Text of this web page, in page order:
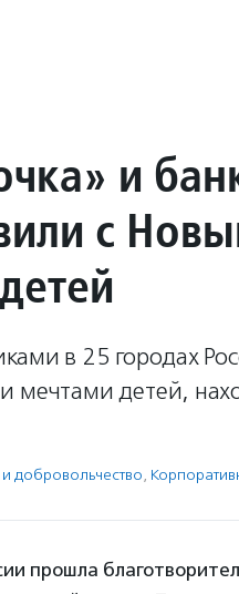
и
с
в 25 городах
мечтами детей,
и доброволь­чест­во,
прошла